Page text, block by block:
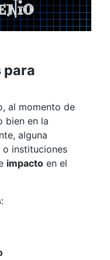
para
al momento de
bien en la
alguna
o instituciones
impacto en el
: